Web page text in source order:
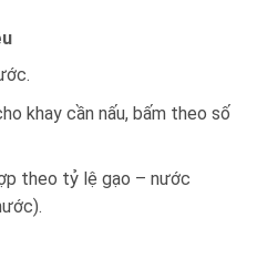
khay cần nấu, bấm theo số
theo tỷ lệ gạo – nước